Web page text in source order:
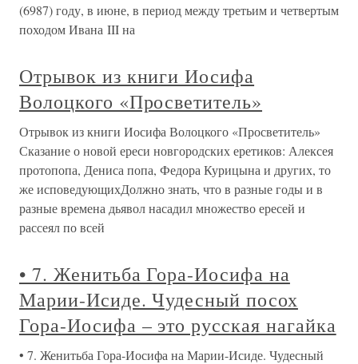
(6987) году, в июне, в период между третьим и четвертым
походом Ивана III на
Отрывок из книги Иосифа
Волоцкого «Просветитель»
Отрывок из книги Иосифа Волоцкого «Просветитель»
Сказание о новой ереси новгородских еретиков: Алексея
протопопа, Дениса попа, Федора Курицына и других, то
же исповедующихДолжно знать, что в разные годы и в
разные времена дьявол насадил множество ересей и
рассеял по всей
• 7. Женитьба Гора-Иосифа на
Марии-Исиде. Чудесный посох
Гора-Иосифа – это русская нагайка
• 7. Женитьба Гора-Иосифа на Марии-Исиде. Чудесный